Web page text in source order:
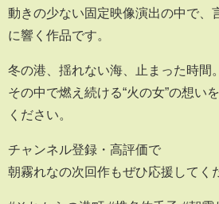
動きの少ない固定映像演出の中で、
に響く作品です。
冬の港、揺れない海、止まった時間。
その中で燃え続ける“火の女”の想い
ください。
チャンネル登録・高評価で
朝霧れなの次回作もぜひ応援してく